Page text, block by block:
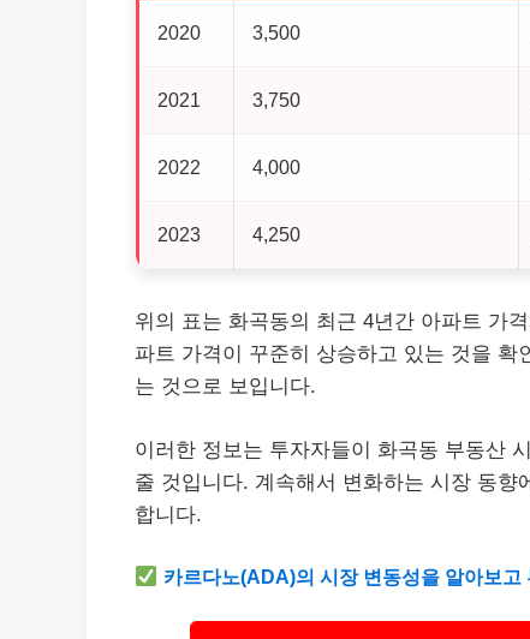
2020 3,500
2021 3,750
2022 4,000
2023 4,250
위의 표는 화곡동의 최근 4년간 아파트 가
파트 가격이 꾸준히 상승하고 있는 것을
는 것으로 보입니다.
이러한 정보는 투자자들이 화곡동 부동산
줄 것입니다. 계속해서 변화하는 시장 동
합니다.
카르다노(ADA)의 시장 변동성을 알아보고